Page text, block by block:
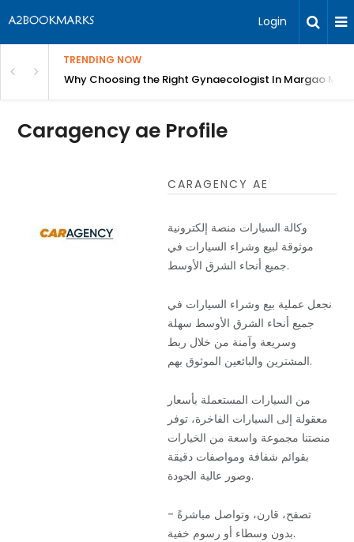
Login
TRENDING NOW
Bangalore Why Choosing the Right Gynaecologist In Margao
Caragency ae Profile
CARAGENCY AE
وكالة السيارات منصة إلكترونية
موثوقة لبيع وشراء السيارات في
جميع أنحاء الشرق الأوسط.
نجعل عملية بيع وشراء السيارات في
جميع أنحاء الشرق الأوسط سهلة
وسريعة وآمنة من خلال ربط
المشترين والبائعين الموثوق بهم.
من السيارات المستعملة بأسعار
معقولة إلى السيارات الفاخرة، توفر
منصتنا مجموعة واسعة من الخيارات
بقوائم شفافة ومواصفات دقيقة
وصور عالية الجودة.
تصفح، قارن، وتواصل مباشرةً -
بدون وسطاء أو رسوم خفية.